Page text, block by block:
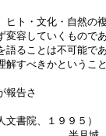
ト・文化・自然の
変容していくもので
語ることは不可能で
すべきかというこ
報告さ
書院、１９９５）